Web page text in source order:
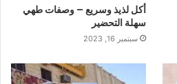
أكل لذيذ وسريع – وصفات طهي
سهلة التحضير
سبتمبر 16, 2023